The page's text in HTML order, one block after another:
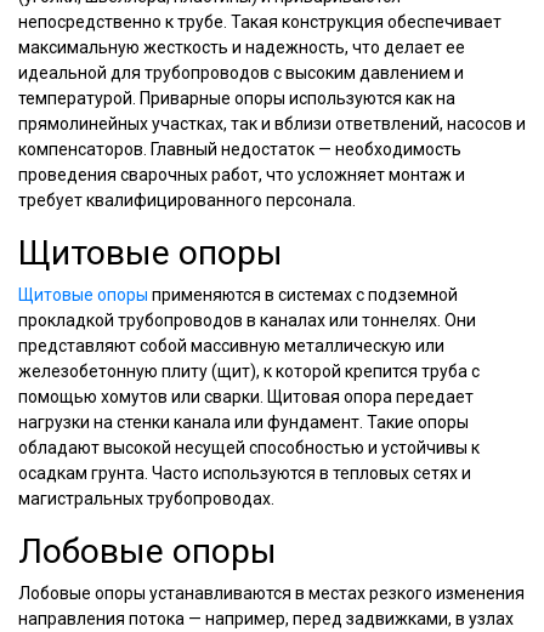
непосредственно к трубе. Такая конструкция обеспечивает
максимальную жесткость и надежность, что делает ее
идеальной для трубопроводов с высоким давлением и
температурой. Приварные опоры используются как на
прямолинейных участках, так и вблизи ответвлений, насосов и
компенсаторов. Главный недостаток — необходимость
проведения сварочных работ, что усложняет монтаж и
требует квалифицированного персонала.
Щитовые опоры
Щитовые опоры применяются в системах с подземной
прокладкой трубопроводов в каналах или тоннелях. Они
представляют собой массивную металлическую или
железобетонную плиту (щит), к которой крепится труба с
помощью хомутов или сварки. Щитовая опора передает
нагрузки на стенки канала или фундамент. Такие опоры
обладают высокой несущей способностью и устойчивы к
осадкам грунта. Часто используются в тепловых сетях и
магистральных трубопроводах.
Лобовые опоры
Лобовые опоры устанавливаются в местах резкого изменения
направления потока — например, перед задвижками, в узлах